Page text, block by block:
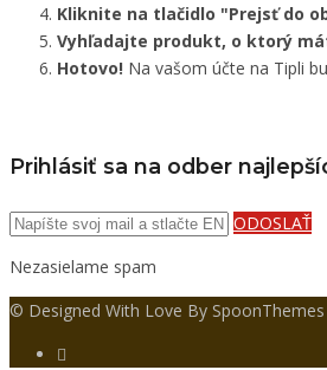
Kliknite na tlačidlo "Prejsť do
Vyhľadajte produkt, o ktorý
Hotovo! Na vašom účte na Tipli
Prihlásiť sa na odber
ODOSLAŤ
Nezasielame spam
© Designed With Love By SpoonThemes